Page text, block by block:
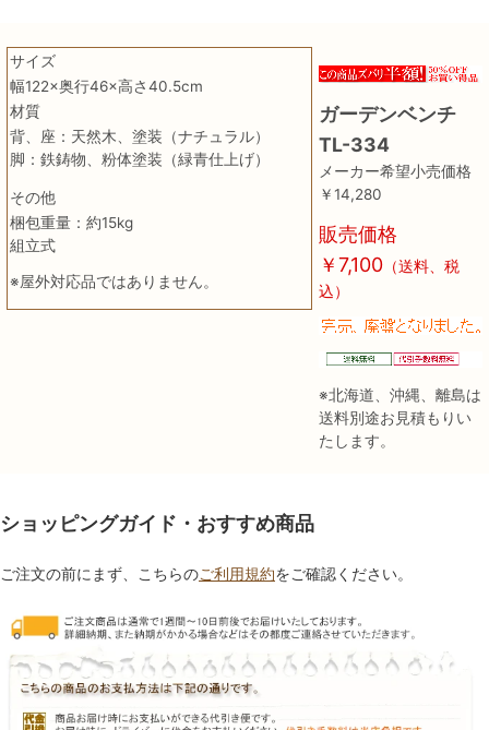
サイズ
幅122×奥行46×高さ40.5cm
材質
背、座：天然木、塗装（ナチュラル）
脚：鉄鋳物、粉体塗装（緑青仕上げ）
その他
梱包重量：約15kg
組立式
※屋外対応品ではありません。
ガーデンベンチ
TL-334
メーカー希望小売価格
￥14,280
販売価格
￥7,100 （送料、税
込）
※北海道、沖縄、離島は
送料別途お見積もりい
たします。
ショッピングガイド・おすすめ商品
ご注文の前にまず、こちらのご利用規約をご確認ください。